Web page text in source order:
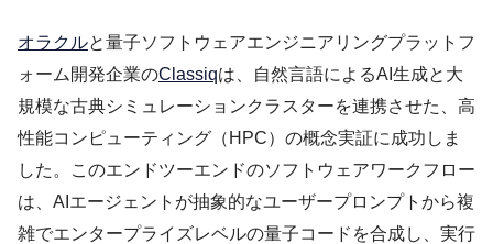
オラクルと量子ソフトウェアエンジニアリングプラットフ
ォーム開発企業のClassiqは、自然言語によるAI生成と大
規模な古典シミュレーションクラスターを連携させた、高
性能コンピューティング（HPC）の概念実証に成功しま
した。このエンドツーエンドのソフトウェアワークフロー
は、AIエージェントが抽象的なユーザープロンプトから複
雑でエンタープライズレベルの量子コードを合成し、実行